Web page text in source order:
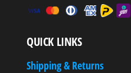
QUICK LINKS
Shipping & Returns